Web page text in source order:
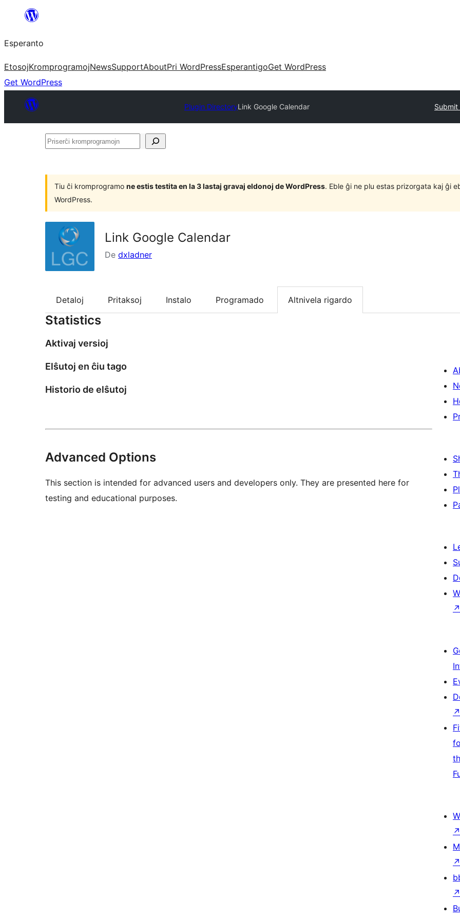
al
la
enhavo
Esperanto
EtosojKromprogramojNewsSupportAboutPri WordPressEsperantigoGet WordPress
Get WordPress
Plugin DirectoryLink Google Calendar Submit
Priserĉi
Tiu ĉi kromprogramo ne estis testita en la 3 lastaj gravaj eldonoj de WordPress. Eble ĝi ne plu estas prizorgata kaj ĝi
WordPress.
Link Google Calendar
De dxladner
Detaloj Pritaksoj Instalo Programado Altnivela rigardo
Statistics
Aktivaj versioj
Elŝutoj en ĉiu tago
Historio de elŝutoj
Advanced Options
This section is intended for advanced users and developers only. They are presented here for
testing and educational purposes.
↗
↗
↗
↗
↗